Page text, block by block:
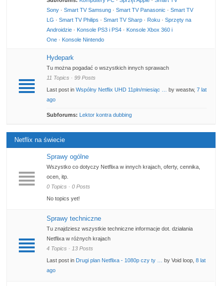
Sony ·Smart TV Samsung ·Smart TV Panasonic ·Smart TV
LG ·Smart TV Philips ·Smart TV Sharp · Roku ·Sprzęty na
Androidzie · Konsole PS3 i PS4 · Konsole Xbox 360 i
One · Konsole Nintendo
Hydepark
Tu można pogadać o wszystkich innych sprawach
11 Topics · 99 Posts
Last post inWspólny Netflix UHD 11pln/miesiąc … by weastw,7 lat
ago
Subforums: Lektor kontra dubbing
Netflix na świecie
Sprawy ogólne
Wszystko co dotyczy Netflixa w innych krajach, oferty, cennika,
ocen, itp.
0 Topics · 0 Posts
No topics yet!
Sprawy techniczne
Tu znajdziesz wszystkie techniczne informacje dot. działania
Netflixa w różnych krajach
4 Topics · 13 Posts
Last post in Drugi plan Netflixa - 1080p czy ty … by Void loop,8 lat
ago